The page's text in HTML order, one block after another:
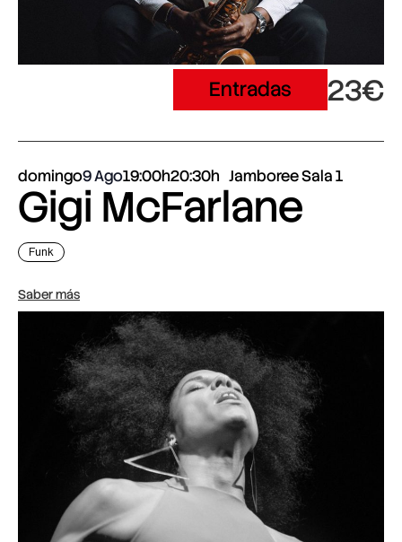
Entradas 23€
domingo9 Ago19:00h20:30h Jamboree Sala 1
Gigi McFarlane
Funk
Saber más